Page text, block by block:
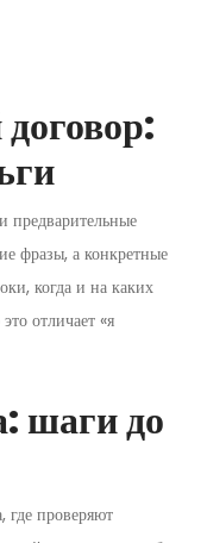
фразы, а конкретные
когда и на каких
отличает «я
шаги до
где проверяют